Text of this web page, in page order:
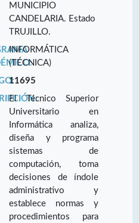
MUNICIPIO
CANDELARIA. Estado
TRUJILLO.
INFORMÁTICA
(TÉCNICA)
11695
El Técnico Superior
Universitario en
Informática analiza,
diseña y programa
sistemas de
computación, toma
decisiones de índole
administrativo y
establece normas y
procedimientos para